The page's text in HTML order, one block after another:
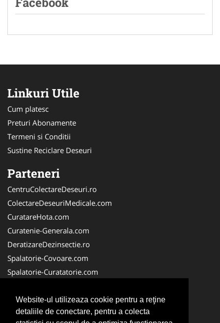
Website-ul utilizeaza cookie pentru a reţine
detaliile de conectare, pentru a colecta
Linkuri Utile
Cum platesc
Preturi Abonamente
Termeni si Conditii
Sustine Reciclare Deseuri
Parteneri
CentruColectareDeseuri.ro
ColectareDeseuriMedicale.com
CuratareHota.com
Curatenie-Generala.com
DeratizareDezinsectie.ro
Spalatorie-Covoare.com
Spalatorie-Curatatorie.com
FirmaDeratizare.ro
Service-Reparatii.com